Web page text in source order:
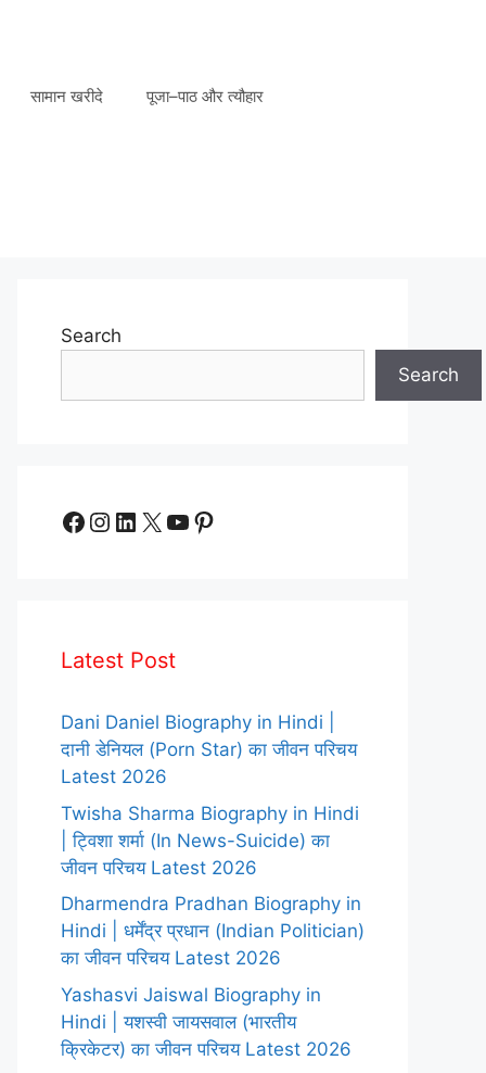
सामान खरीदे पूजा–पाठ और त्यौहार
Search
Search
Facebook
Instagram
LinkedIn
X YouTube
Pinterest
Latest Post
Dani Daniel Biography in Hindi |
दानी डेनियल (Porn Star) का जीवन परिचय
Latest 2026
Twisha Sharma Biography in Hindi
| ट्विशा शर्मा (In News-Suicide) का
जीवन परिचय Latest 2026
Dharmendra Pradhan Biography in
Hindi | धर्मेंद्र प्रधान (Indian Politician)
का जीवन परिचय Latest 2026
Yashasvi Jaiswal Biography in
Hindi | यशस्वी जायसवाल (भारतीय
क्रिकेटर) का जीवन परिचय Latest 2026